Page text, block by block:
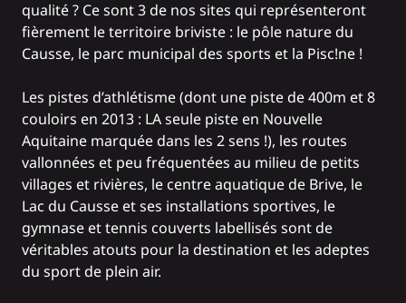
qualité ? Ce sont 3 de nos sites qui représenteront
fièrement le territoire briviste : le pôle nature du
Causse, le parc municipal des sports et la Pisc!ne !
Les pistes d’athlétisme (dont une piste de 400m et 8
couloirs en 2013 : LA seule piste en Nouvelle
Aquitaine marquée dans les 2 sens !), les routes
vallonnées et peu fréquentées au milieu de petits
villages et rivières, le centre aquatique de Brive, le
Lac du Causse et ses installations sportives, le
gymnase et tennis couverts labellisés sont de
véritables atouts pour la destination et les adeptes
du sport de plein air.